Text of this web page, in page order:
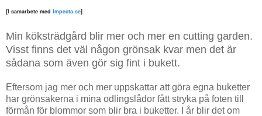
[I samarbete med Impecta.se]
Min köksträdgård blir mer och mer en cutting garden.
Visst finns det väl någon grönsak kvar men det är
sådana som även gör sig fint i bukett.
Eftersom jag mer och mer uppskattar att göra egna buketter
har grönsakerna i mina odlingslådor fått stryka på foten till
förmån för blommor som blir bra i buketter.
I år blir det om